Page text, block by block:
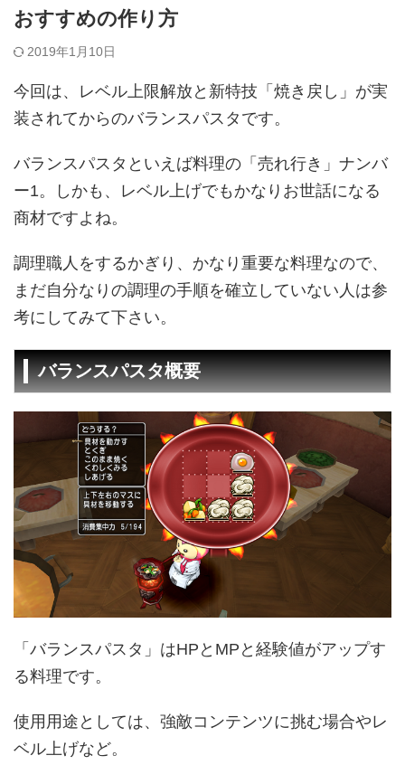
おすすめの作り方
2019年1月10日
今回は、レベル上限解放と新特技「焼き戻し」が実
装されてからのバランスパスタです。
バランスパスタといえば料理の「売れ行き」ナンバ
ー1。しかも、レベル上げでもかなりお世話になる
商材ですよね。
調理職人をするかぎり、かなり重要な料理なので、
まだ自分なりの調理の手順を確立していない人は参
考にしてみて下さい。
バランスパスタ概要
「バランスパスタ」はHPとMPと経験値がアップす
る料理です。
使用用途としては、強敵コンテンツに挑む場合やレ
ベル上げなど。